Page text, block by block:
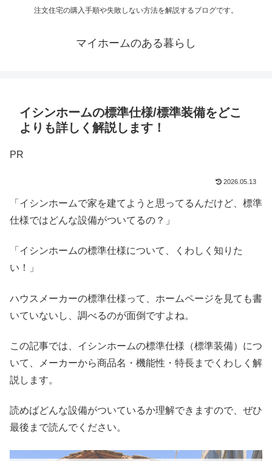
注文住宅の購入手順や失敗しない方法を解説するブログです。
マイホームのある暮らし
イシンホームの標準仕様/標準装備をどこ
よりも詳しく解説します！
PR
2026.05.13
「イシンホームで家を建てようと思ってるんだけど、標準
仕様ではどんな設備がついてるの？」
「イシンホームの標準仕様について、くわしく知りた
い！」
ハウスメーカーの標準仕様って、ホームページを見ても書
いていないし、調べるのが面倒ですよね。
この記事では、イシンホームの標準仕様（標準装備）につ
いて、メーカーから商品名・機能性・特長までくわしく解
説します。
読めばどんな設備がついているか理解できますので、ぜひ
最後まで読んでください。